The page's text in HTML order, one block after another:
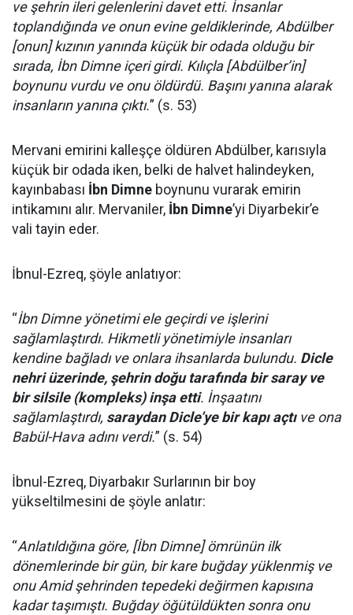
ve şehrin ileri gelenlerini davet etti. İnsanlar
toplandığında ve onun evine geldiklerinde, Abdülber
[onun] kızının yanında küçük bir odada olduğu bir
sırada, İbn Dimne içeri girdi. Kılıçla [Abdülber’in]
boynunu vurdu ve onu öldürdü. Başını yanına alarak
insanların yanına çıktı.” (s. 53)
Mervani emirini kalleşçe öldüren Abdülber, karısıyla
küçük bir odada iken, belki de halvet halindeyken,
kayınbabası İbn Dimne boynunu vurarak emirin
intikamını alır. Mervaniler, İbn Dimne’yi Diyarbekir’e
vali tayin eder.
İbnul-Ezreq, şöyle anlatıyor:
“İbn Dimne yönetimi ele geçirdi ve işlerini
sağlamlaştırdı. Hikmetli yönetimiyle insanları
kendine bağladı ve onlara ihsanlarda bulundu. Dicle
nehri üzerinde, şehrin doğu tarafında bir saray ve
bir silsile (kompleks) inşa etti. İnşaatını
sağlamlaştırdı, saraydan Dicle’ye bir kapı açtıve ona
Babül-Hava adını verdi.” (s. 54)
İbnul-Ezreq, Diyarbakır Surlarının bir boy
yükseltilmesini de şöyle anlatır:
“Anlatıldığına göre, [İbn Dimne] ömrünün ilk
dönemlerinde bir gün, bir kare buğday yüklenmiş ve
onu Amid şehrinden tepedeki değirmen kapısına
kadar taşımıştı. Buğday öğütüldükten sonra onu